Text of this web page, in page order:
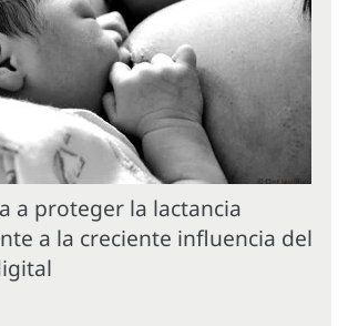
a proteger la lactancia
a la creciente influencia del